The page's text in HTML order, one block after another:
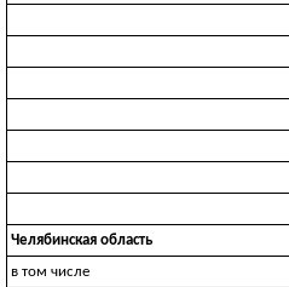
Челябинская область
в том числе